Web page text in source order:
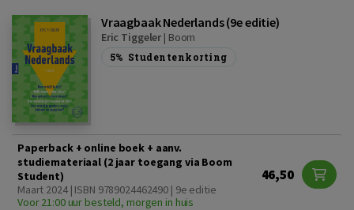
Vraagbaak Nederlands (9e editie)
Eric Tiggeler | Boom
5% Studentenkorting
Paperback + online boek + aanv.
studiemateriaal (2 jaar toegang via Boom
Student)
Maart 2024 | ISBN 9789024462490 | 9e editie
Voor 21:00 uur besteld, morgen in huis
46,50